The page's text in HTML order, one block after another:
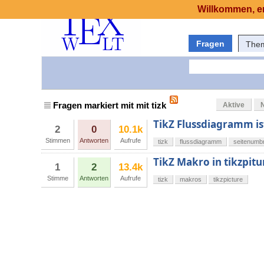
Fragen
Fragen markiert mit mit tizk Aktive
2
Stimmen
0
Antworten
10.1k
Aufrufe
TikZ Flussdiagramm
tizk flussdiagramm
1
Stimme
2
Antworten
13.4k
Aufrufe
TikZ Makro in
tizk makros tikzpicture
Willkommen,